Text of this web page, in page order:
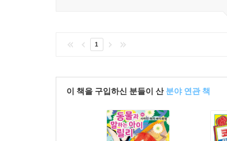
1
이 책을 구입하신 분들이 산 분야 연관 책